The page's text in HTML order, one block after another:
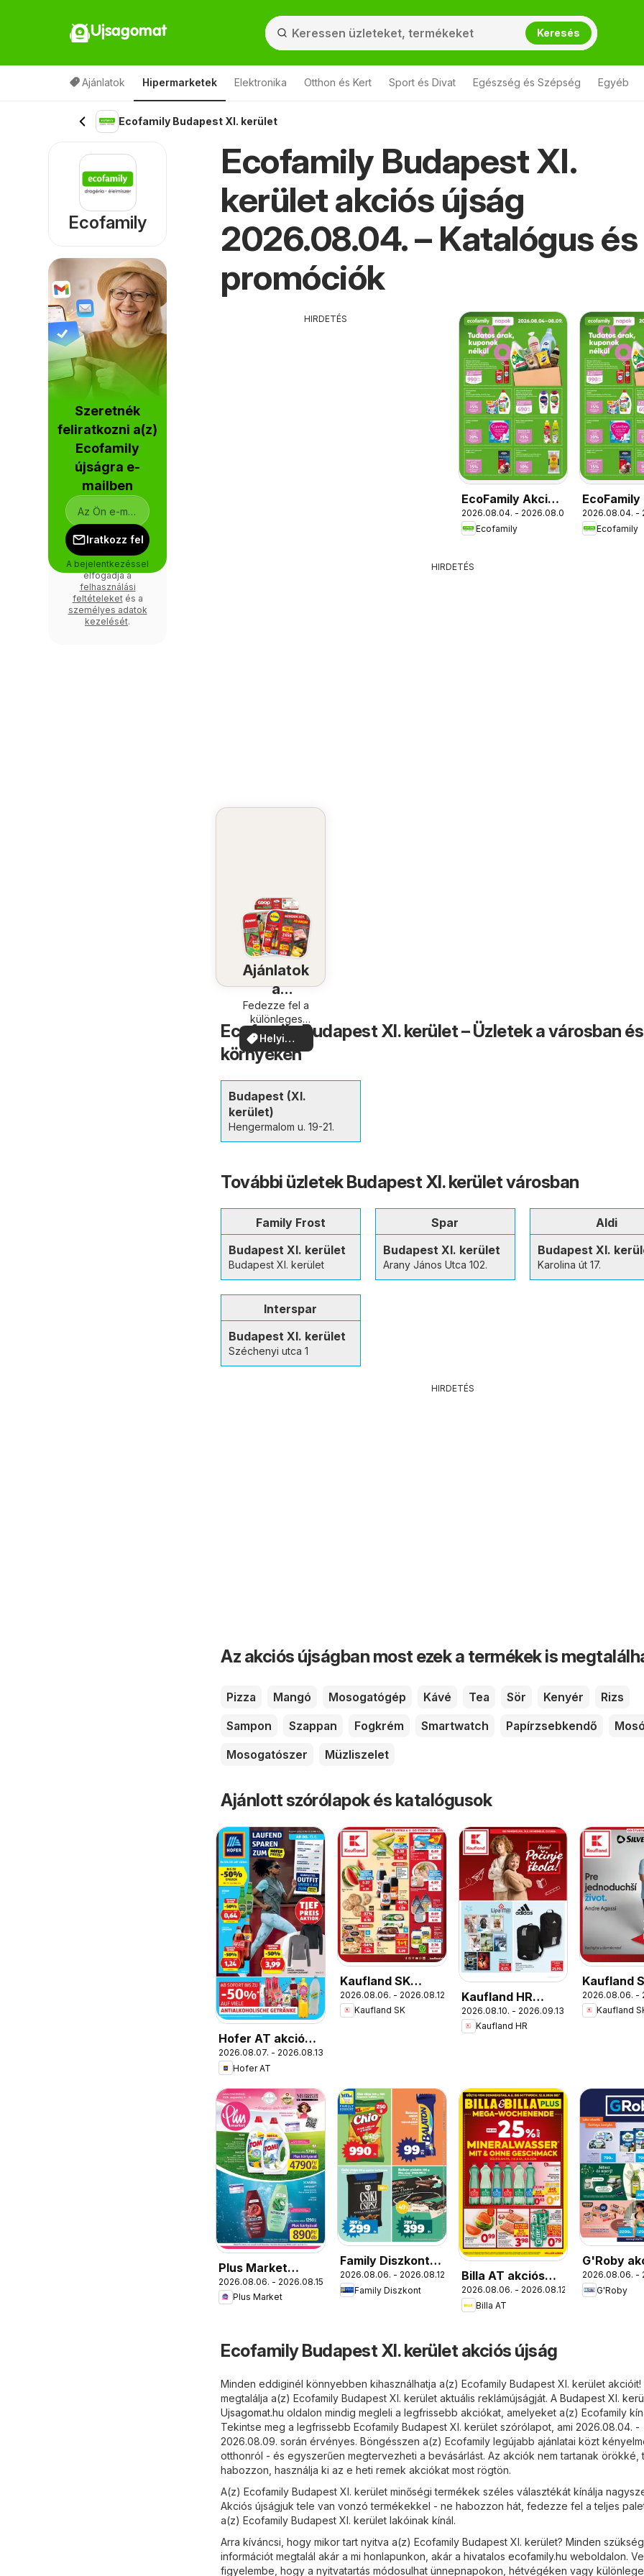
Ujsagomat Keresés
Ajánlatok Hipermarketek Elektronika Otthon és Kert Sport és Divat Egészség és Szépség Egyéb
Ecofamily Budapest XI. kerület
Ecofamily Budapest XI.
kerület akciós újság
2026.08.04. – Katalógus és
promóciók
HIRDETÉS
EcoFamily Akciós
újság
2026.08.04. - 2026.08.09.
Ecofamily
akciós
2026.08.04. -
Ecofamily
HIRDETÉS
Ajánlatok
a
közelében
Fedezze fel a
különleges
ajánlatokat
Helyi
ajánlatok
Ecofamily Budapest XI. kerület – Üzletek a városban és
környékén
Budapest (XI.
kerület)
Hengermalom u. 19-21.
További üzletek Budapest XI. kerület városban
Family Frost
Budapest XI. kerület
Budapest XI. kerület
Spar
Budapest XI. kerület
Arany János Utca 102.
Aldi
Budapest XI.
Karolina út 17.
Interspar
Budapest XI. kerület
Széchenyi utca 1
HIRDETÉS
Az akciós újságban most ezek a termékek is
Pizza Mangó Mosogatógép Kávé Tea Sör Kenyér
Rizs
Sampon
Szappan Fogkrém Smartwatch Papírzsebkendő
Mosogatószer
Müzliszelet
Ajánlott szórólapok és katalógusok
Hofer AT akciós
újság
2026.08.07. - 2026.08.13.
Hofer AT
Kaufland SK
akciós újság
2026.08.06. - 2026.08.12.
Kaufland SK
Kaufland HR
akciós újság
2026.08.10. - 2026.09.13.
Kaufland HR
Kaufland
Nonfood
újság
2026.08.06. -
Kaufland
Plus Market
akciós újság
2026.08.06. - 2026.08.15.
Plus Market
Family Diszkont
akciós újság
2026.08.06. - 2026.08.12.
Family Diszkont
Billa AT akciós
újság
2026.08.06. - 2026.08.12.
Billa AT
G'Roby
újság
2026.08.06. -
G'Roby
Ecofamily Budapest XI. kerület akciós újság
Minden eddiginél könnyebben kihasználhatja a(z) Ecofamily Budapest XI. kerület akcióit!
megtalálja a(z) Ecofamily Budapest XI. kerület aktuális reklámújságját. A Budapest XI.
Ujsagomat.hu oldalon mindig megleli a legfrissebb akciókat, amelyeket a(z) Ecofamily
Tekintse meg a legfrissebb Ecofamily Budapest XI. kerület szórólapot, ami 2026.08.04. -
2026.08.09. során érvényes. Böngésszen a(z) Ecofamily legújabb ajánlatai közt
otthonról - és egyszerűen megtervezheti a bevásárlást. Az akciók nem tartanak örökké,
habozzon, használja ki az e heti remek akciókat most rögtön.
A(z) Ecofamily Budapest XI. kerület minőségi termékek széles választékát kínálja
Akciós újságjuk tele van vonzó termékekkel - ne habozzon hát, fedezze fel a teljes
a(z) Ecofamily Budapest XI. kerület lakóinak kínál.
Arra kíváncsi, hogy mikor tart nyitva a(z) Ecofamily Budapest XI. kerület? Minden
információt megtalál akár a mi honlapunkon, akár a hivatalos ecofamily.hu weboldalon.
figyelembe, hogy a nyitvatartás módosulhat ünnepnapokon, hétvégéken vagy
Ecofamily
Szeretnék
feliratkozni a(z)
Ecofamily
újságra e-
mailben
Iratkozz fel
A bejelentkezéssel
elfogadja a
felhasználási
feltételeketés a
személyes adatok
kezelését.